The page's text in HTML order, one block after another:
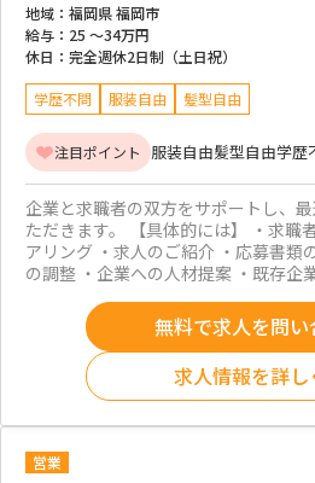
地域： 福岡県 福岡市
給与： 25 ～34万円
休日： 完全週休2日制（土日祝）
学歴不問 服装自由 髪型自由
注目ポイント 服装自由髪型自由学歴
企業と求職者の双方をサポートし、
ただきます。 【具体的には】 ・求職
アリング ・求人のご紹介 ・応募書類
の調整 ・企業への人材提案 ・既存企
無料で求人を問い
求人情報を詳し
営業